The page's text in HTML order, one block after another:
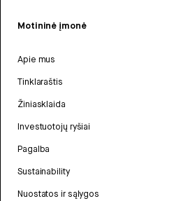
Motininė įmonė
Apie mus
Tinklaraštis
Žiniasklaida
Investuotojų ryšiai
Pagalba
Sustainability
Nuostatos ir sąlygos